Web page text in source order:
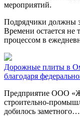
мероприятий.
Подрядчики должны
Времени остается не
процессом в
Дорожные плиты в
благодаря
Предприятие ООО
добилось заметного…